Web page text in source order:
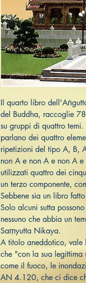
Il quarto libro
del Buddha, raccoglie
su gruppi di quattro
parlano dei quattro
ripetizioni del tipo A, B,
non A e non A e non A
utilizzati quattro dei
un terzo componente,
Sebbene sia un libro
Solo alcuni sutta
nessuno che abbia un
Saṃyutta Nikaya.
A titolo aneddotico,
che "con la sua legittima
come il fuoco, le
AN 4.120, che ci dice